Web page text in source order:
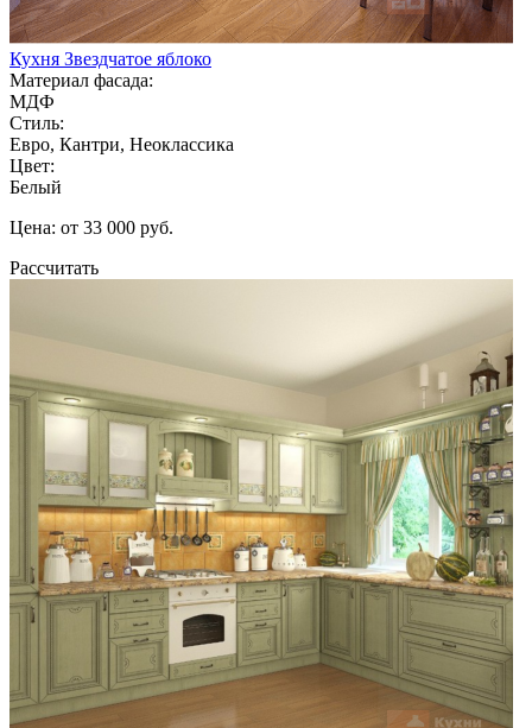
Кухня Звездчатое яблоко
Материал фасада:
МДФ
Стиль:
Евро, Кантри, Неоклассика
Цвет:
Белый
Цена: от 33 000 руб.
Рассчитать